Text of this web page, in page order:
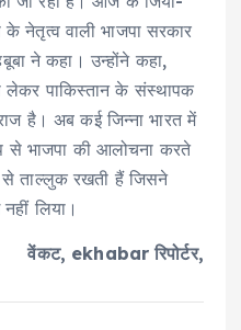
वाली भाजपा सरकार
ने कहा। उन्होंने कहा,
लेकर पाकिस्तान के संस्थापक
है। अब कई जिन्ना भारत में
से भाजपा की आलोचना करते
से ताल्लुक रखती हैं जिसने
लिया।
वेंकट, ekhabar रिपोर्टर,